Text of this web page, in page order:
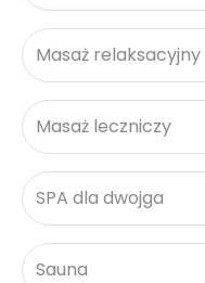
Masaż relaksacyjny
Masaż leczniczy
SPA dla dwojga
Sauna